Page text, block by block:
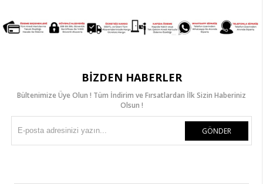
BIZDEN HABERLER
Bültenimize Üye Olun ! Tüm İndirim ve Fırsatlardan İlk Sizin Haberiniz
Olsun !
GÖNDER